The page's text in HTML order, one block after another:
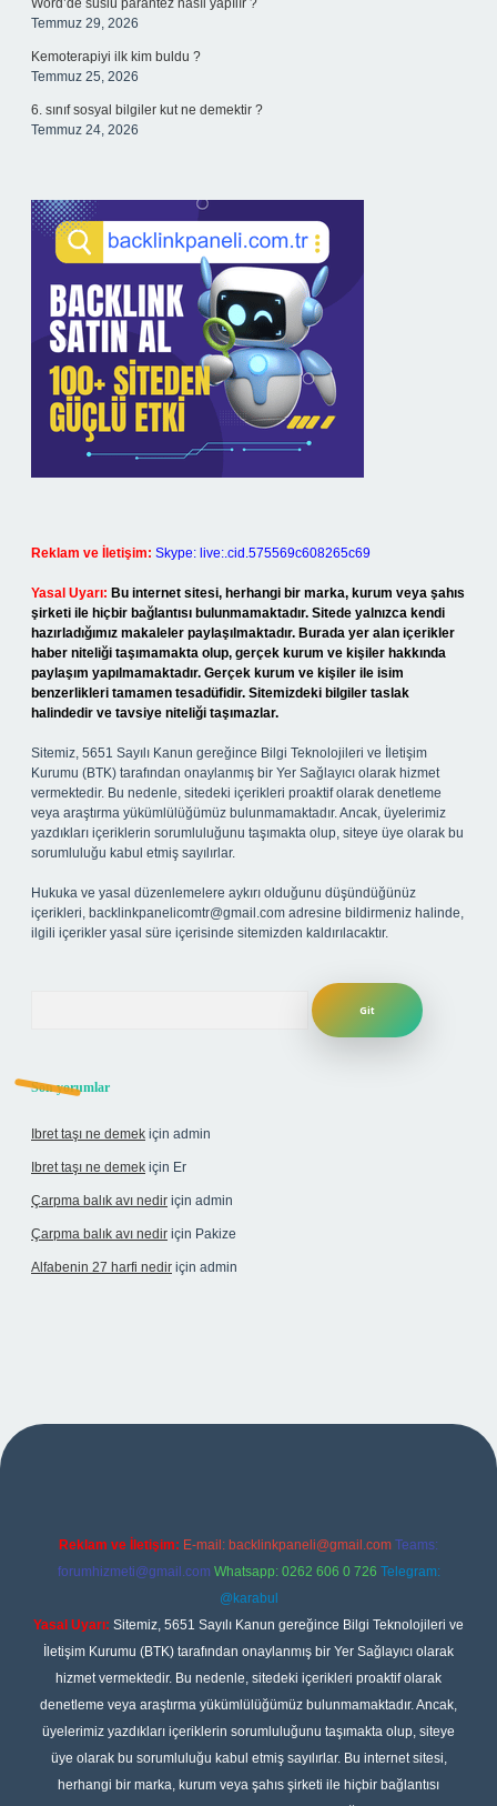
Word’de süslü parantez nasıl yapılır ?
Temmuz 29, 2026
Kemoterapiyi ilk kim buldu ?
Temmuz 25, 2026
6. sınıf sosyal bilgiler kut ne demektir ?
Temmuz 24, 2026
Reklam ve İletişim: Skype: live:.cid.575569c608265c69
Yasal Uyarı: Bu internet sitesi, herhangi bir marka, kurum veya şahıs
şirketi ile hiçbir bağlantısı bulunmamaktadır. Sitede yalnızca kendi
hazırladığımız makaleler paylaşılmaktadır. Burada yer alan içerikler
haber niteliği taşımamakta olup, gerçek kurum ve kişiler hakkında
paylaşım yapılmamaktadır. Gerçek kurum ve kişiler ile isim
benzerlikleri tamamen tesadüfidir. Sitemizdeki bilgiler taslak
halindedir ve tavsiye niteliği taşımazlar.
Sitemiz, 5651 Sayılı Kanun gereğince Bilgi Teknolojileri ve İletişim
Kurumu (BTK) tarafından onaylanmış bir Yer Sağlayıcı olarak hizmet
vermektedir. Bu nedenle, sitedeki içerikleri proaktif olarak denetleme
veya araştırma yükümlülüğümüz bulunmamaktadır. Ancak, üyelerimiz
yazdıkları içeriklerin sorumluluğunu taşımakta olup, siteye üye olarak bu
sorumluluğu kabul etmiş sayılırlar.
Hukuka ve yasal düzenlemelere aykırı olduğunu düşündüğünüz
içerikleri, backlinkpanelicomtr@gmail.com adresine bildirmeniz halinde,
ilgili içerikler yasal süre içerisinde sitemizden kaldırılacaktır.
Son yorumlar
Ibret taşı ne demek için admin
Ibret taşı ne demek için Er
Çarpma balık avı nedir için admin
Çarpma balık avı nedir için Pakize
Alfabenin 27 harfi nedir için admin
Reklam ve İletişim: E-mail: backlinkpaneli@gmail.com Teams:
forumhizmeti@gmail.com Whatsapp: 0262 606 0 726 Telegram:
@karabul
Yasal Uyarı: Sitemiz, 5651 Sayılı Kanun gereğince Bilgi Teknolojileri ve
İletişim Kurumu (BTK) tarafından onaylanmış bir Yer Sağlayıcı olarak
hizmet vermektedir. Bu nedenle, sitedeki içerikleri proaktif olarak
denetleme veya araştırma yükümlülüğümüz bulunmamaktadır. Ancak,
üyelerimiz yazdıkları içeriklerin sorumluluğunu taşımakta olup, siteye
üye olarak bu sorumluluğu kabul etmiş sayılırlar. Bu internet sitesi,
herhangi bir marka, kurum veya şahıs şirketi ile hiçbir bağlantısı